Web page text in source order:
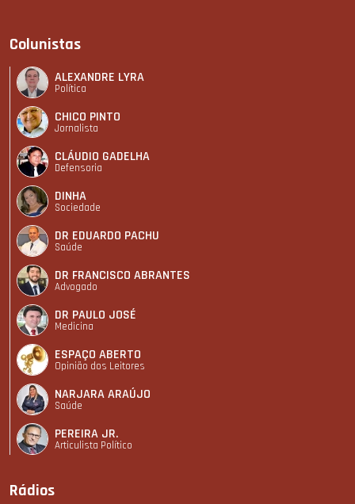
Colunistas
ALEXANDRE LYRA
Política
CHICO PINTO
Jornalista
CLÁUDIO GADELHA
Defensoria
DINHA
Sociedade
DR EDUARDO PACHU
Saúde
DR FRANCISCO ABRANTES
Advogado
DR PAULO JOSÉ
Medicina
ESPAÇO ABERTO
Opinião dos Leitores
NARJARA ARAÚJO
Saúde
PEREIRA JR.
Articulista Polí­tico
Rádios